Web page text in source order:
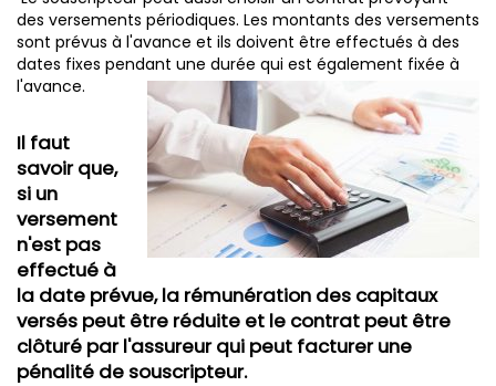
des versements périodiques. Les montants des versements
sont prévus à l'avance et ils doivent être effectués à des
dates fixes pendant une durée qui est également fixée à
l'avance.
Il faut
savoir que,
si un
versement
n'est pas
effectué à
la date prévue, la rémunération des capitaux
versés peut être réduite et le contrat peut être
clôturé par l'assureur qui peut facturer une
pénalité de souscripteur.